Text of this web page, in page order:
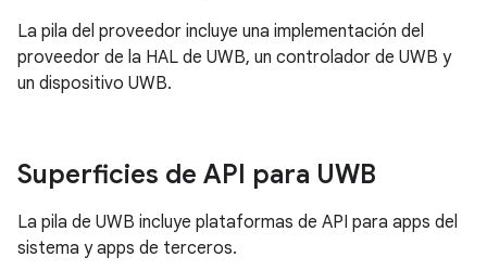
La pila del proveedor incluye una implementación del
proveedor de la HAL de UWB, un controlador de UWB y
un dispositivo UWB.
Superficies de API para UWB
La pila de UWB incluye plataformas de API para apps del
sistema y apps de terceros.